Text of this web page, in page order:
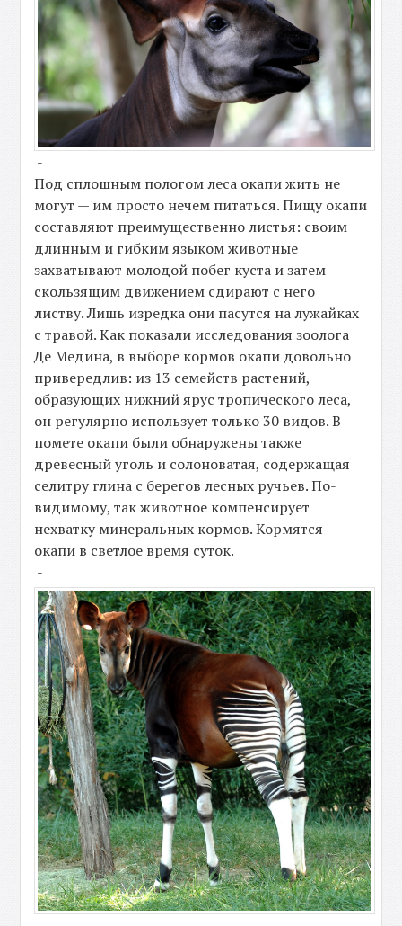
-
Под сплошным пологом леса окапи жить не
могут — им просто нечем питаться. Пищу окапи
составляют преимущественно листья: своим
длинным и гибким языком животные
захватывают молодой побег куста и затем
скользящим движением сдирают с него
листву. Лишь изредка они пасутся на лужайках
с травой. Как показали исследования зоолога
Де Медина, в выборе кормов окапи довольно
привередлив: из 13 семейств растений,
образующих нижний ярус тропического леса,
он регулярно использует только 30 видов. В
помете окапи были обнаружены также
древесный уголь и солоноватая, содержащая
селитру глина с берегов лесных ручьев. По-
видимому, так животное компенсирует
нехватку минеральных кормов. Кормятся
окапи в светлое время суток.
-